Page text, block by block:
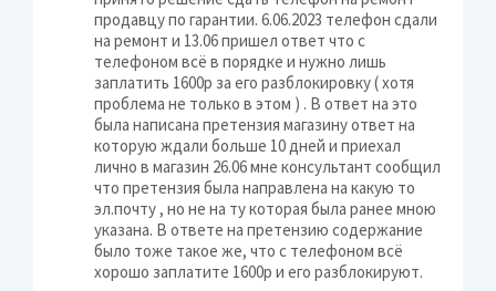
продавцу по гарантии. 6.06.2023 телефон сдали
на ремонт и 13.06 пришел ответ что с
телефоном всё в порядке и нужно лишь
заплатить 1600р за его разблокировку ( хотя
проблема не только в этом ) . В ответ на это
была написана претензия магазину ответ на
которую ждали больше 10 дней и приехал
лично в магазин 26.06 мне консультант сообщил
что претензия была направлена на какую то
эл.почту , но не на ту которая была ранее мною
указана. В ответе на претензию содержание
было тоже такое же, что с телефоном всё
хорошо заплатите 1600р и его разблокируют.